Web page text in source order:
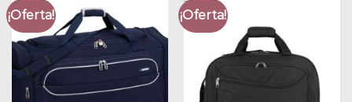
¡Oferta! ¡Oferta!